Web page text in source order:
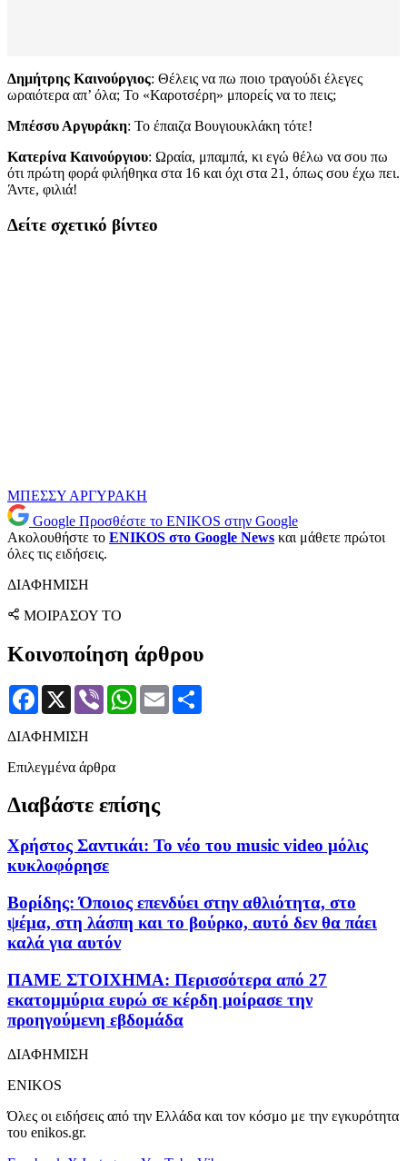
Δημήτρης Καινούργιος: Θέλεις να πω ποιο τραγούδι έλεγες
ωραιότερα απ’ όλα; Το «Καροτσέρη» μπορείς να το πεις;
Μπέσσυ Αργυράκη: Το έπαιζα Βουγιουκλάκη τότε!
Κατερίνα Καινούργιου: Ωραία, μπαμπά, κι εγώ θέλω να σου πω
ότι πρώτη φορά φιλήθηκα στα 16 και όχι στα 21, όπως σου έχω πει.
Άντε, φιλιά!
Δείτε σχετικό βίντεο
ΜΠΕΣΣΥ ΑΡΓΥΡΑΚΗ
Google Προσθέστε το ENIKOS στην Google
Ακολουθήστε το ENIKOS στο Google News και μάθετε πρώτοι
όλες τις ειδήσεις.
ΔΙΑΦΗΜΙΣΗ
ΜΟΙΡΑΣΟΥ ΤΟ
Κοινοποίηση άρθρου
Facebook
X Viber WhatsApp
Email
ΔΙΑΦΗΜΙΣΗ
Επιλεγμένα άρθρα
Διαβάστε επίσης
Χρήστος Σαντικάι: Το νέο του music video μόλις
κυκλοφόρησε
Βορίδης: Όποιος επενδύει στην αθλιότητα, στο
ψέμα, στη λάσπη και το βούρκο, αυτό δεν θα πάει
καλά για αυτόν
ΠΑΜΕ ΣΤΟΙΧΗΜΑ: Περισσότερα από 27
εκατομμύρια ευρώ σε κέρδη μοίρασε την
προηγούμενη εβδομάδα
ΔΙΑΦΗΜΙΣΗ
ENIKOS
Όλες οι ειδήσεις από την Ελλάδα και τον κόσμο με την εγκυρότητα
του enikos.gr.